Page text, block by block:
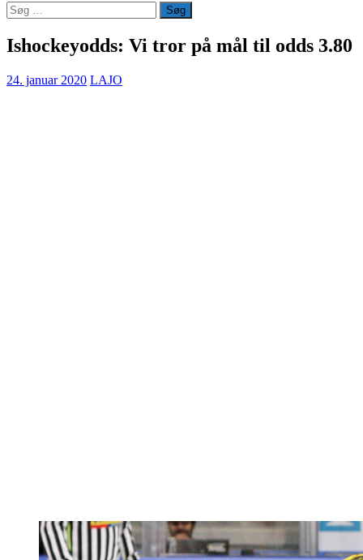
Søg
efter:
Ishockeyodds: Vi tror på mål til odds 3.80
24. januar 2020 LAJO